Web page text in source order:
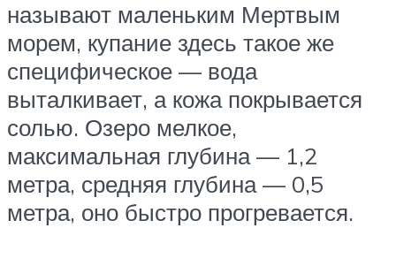
называют маленьким Мертвым
морем, купание здесь такое же
специфическое — вода
выталкивает, а кожа покрывается
солью. Озеро мелкое,
максимальная глубина — 1,2
метра, средняя глубина — 0,5
метра, оно быстро прогревается.